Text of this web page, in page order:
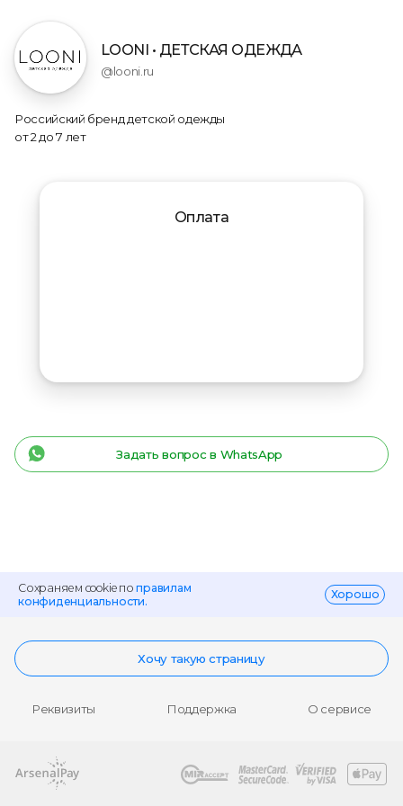
LOONI • ДЕТСКАЯ ОДЕЖДА
@looni.ru
Российский бренд детской одежды
от 2 до 7 лет
Оплата
Задать вопрос в WhatsApp
Сохраняем cookie поправилам
конфиденциальности.
Хорошо
Хочу такую страницу
Реквизиты Поддержка О сервисе